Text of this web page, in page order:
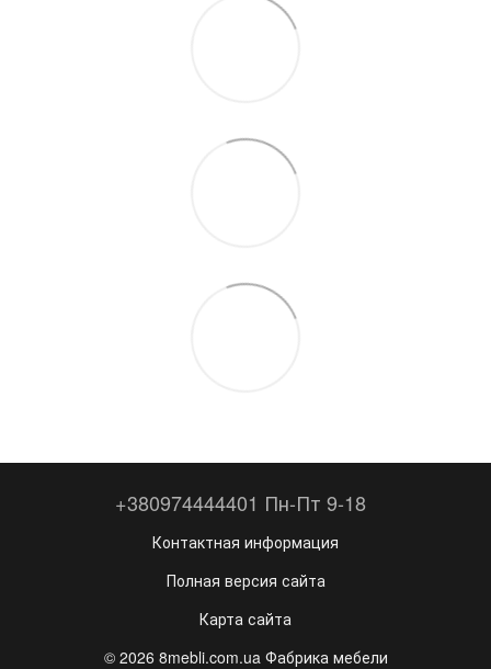
+380974444401 Пн-Пт 9-18
Контактная информация
Полная версия сайта
Карта сайта
© 2026 8mebli.com.ua Фабрика мебели